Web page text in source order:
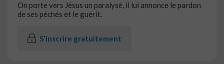
On porte vers Jésus un paralysé, il lui annonce le pardon
de ses péchés et le guérit.
S'inscrire gratuitement